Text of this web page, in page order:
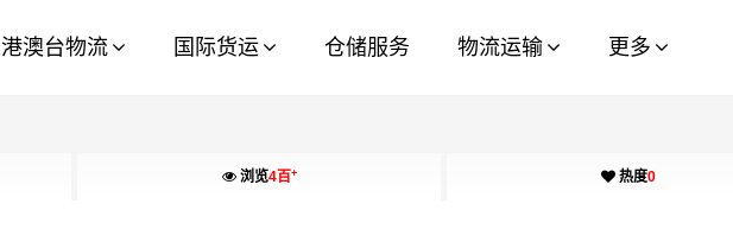
港澳台物流 国际货运 仓储服务 物流运输 更多
浏览4百+ 热度0